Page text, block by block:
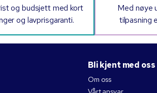
og budsjett med kort
og lavprisgaranti.
Med nøye
tilpasning
Bli kjent med oss
Om oss